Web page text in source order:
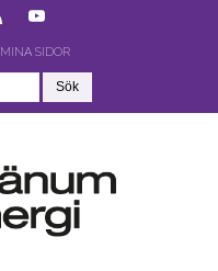
MINA SIDOR